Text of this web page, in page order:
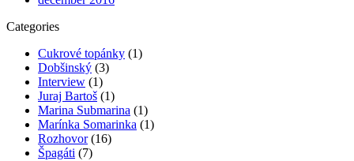
Categories
Cukrové topánky (1)
Dobšinský (3)
Interview (1)
Juraj Bartoš (1)
Marina Submarina (1)
Marínka Somarinka (1)
Rozhovor(16)
Špagáti (7)